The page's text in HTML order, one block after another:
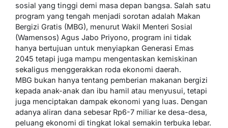
sosial yang tinggi demi masa depan bangsa. Salah satu
program yang tengah menjadi sorotan adalah Makan
Bergizi Gratis (MBG), menurut Wakil Menteri Sosial
(Wamensos) Agus Jabo Priyono, program ini tidak
hanya bertujuan untuk menyiapkan Generasi Emas
2045 tetapi juga mampu mengentaskan kemiskinan
sekaligus menggerakkan roda ekonomi daerah.
MBG bukan hanya tentang pemberian makanan bergizi
kepada anak-anak dan ibu hamil atau menyusui, tetapi
juga menciptakan dampak ekonomi yang luas. Dengan
adanya aliran dana sebesar Rp6-7 miliar ke desa-desa,
peluang ekonomi di tingkat lokal semakin terbuka lebar.